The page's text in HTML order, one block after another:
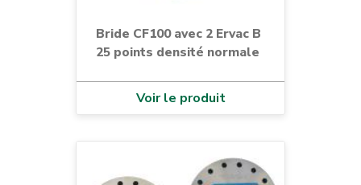
Bride CF100 avec 2 Ervac B
25 points densité normale
Voir le produit